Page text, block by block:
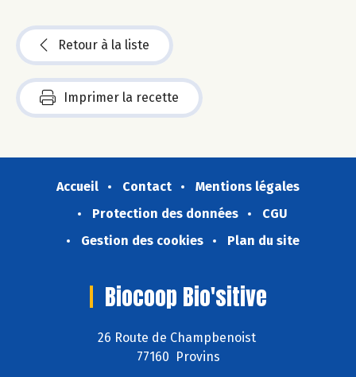
Retour à la liste
Imprimer la recette
Accueil Contact
Mentions légales
Protection des données
CGU
Gestion des cookies
Plan du site
Biocoop Bio'sitive
26 Route de Champbenoist
77160 Provins